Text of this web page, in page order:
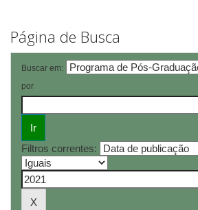
Página de Busca
Buscar em:
por
Filtros correntes: